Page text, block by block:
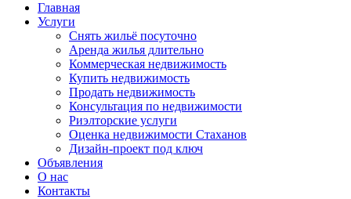
Главная
Услуги
Снять жильё посуточно
Аренда жилья длительно
Коммерческая недвижимость
Купить недвижимость
Продать недвижимость
Консультация по недвижимости
Риэлторские услуги
Оценка недвижимости Стаханов
Дизайн-проект под ключ
Объявления
О нас
Контакты